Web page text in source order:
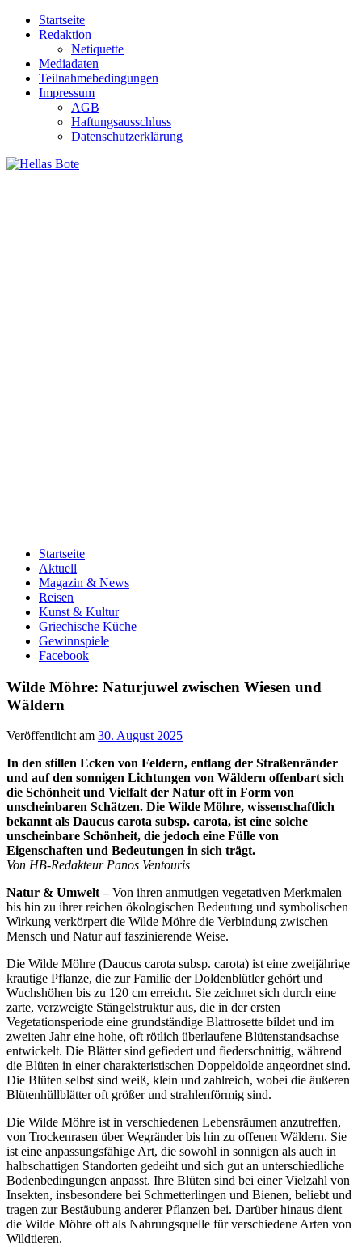
Zum
Inhalt
Startseite
Redaktion
Netiquette
Mediadaten
Teilnahmebedingungen
Impressum
AGB
Haftungsausschluss
Datenschutzerklärung
Startseite
Aktuell
Magazin & News
Reisen
Kunst & Kultur
Griechische Küche
Gewinnspiele
Facebook
Wilde Möhre: Naturjuwel zwischen Wiesen und
Wäldern
Veröffentlicht am 30. August 2025
In den stillen Ecken von Feldern, entlang der Straßenränder
und auf den sonnigen Lichtungen von Wäldern offenbart sich
die Schönheit und Vielfalt der Natur oft in Form von
unscheinbaren Schätzen. Die Wilde Möhre, wissenschaftlich
bekannt als Daucus carota subsp. carota, ist eine solche
unscheinbare Schönheit, die jedoch eine Fülle von
Eigenschaften und Bedeutungen in sich trägt.
Von HB-Redakteur Panos Ventouris
Natur & Umwelt –Von ihren anmutigen vegetativen Merkmalen
bis hin zu ihrer reichen ökologischen Bedeutung und symbolischen
Wirkung verkörpert die Wilde Möhre die Verbindung zwischen
Mensch und Natur auf faszinierende Weise.
Die Wilde Möhre (Daucus carota subsp. carota) ist eine zweijährige
krautige Pflanze, die zur Familie der Doldenblütler gehört und
Wuchshöhen bis zu 120 cm erreicht. Sie zeichnet sich durch eine
zarte, verzweigte Stängelstruktur aus, die in der ersten
Vegetationsperiode eine grundständige Blattrosette bildet und im
zweiten Jahr eine hohe, oft rötlich überlaufene Blütenstandsachse
entwickelt. Die Blätter sind gefiedert und fiederschnittig, während
die Blüten in einer charakteristischen Doppeldolde angeordnet sind.
Die Blüten selbst sind weiß, klein und zahlreich, wobei die äußeren
Blütenhüllblätter oft größer und strahlenförmig sind.
Die Wilde Möhre ist in verschiedenen Lebensräumen anzutreffen,
von Trockenrasen über Wegränder bis hin zu offenen Wäldern. Sie
ist eine anpassungsfähige Art, die sowohl in sonnigen als auch in
halbschattigen Standorten gedeiht und sich gut an unterschiedliche
Bodenbedingungen anpasst. Ihre Blüten sind bei einer Vielzahl von
Insekten, insbesondere bei Schmetterlingen und Bienen, beliebt und
tragen zur Bestäubung anderer Pflanzen bei. Darüber hinaus dient
die Wilde Möhre oft als Nahrungsquelle für verschiedene Arten von
Wildtieren.